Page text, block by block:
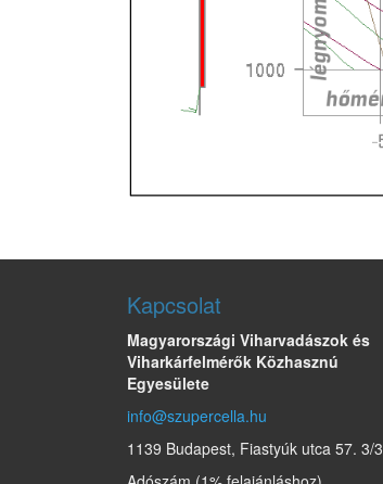
Kapcsolat
Magyarországi Viharvadászok és
Viharkárfelmérők Közhasznú
Egyesülete
info@szupercella.hu
1139 Budapest, Fiastyúk utca 57. 3/3